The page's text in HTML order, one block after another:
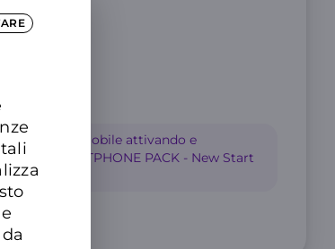
offerta mobile attivando e
“SMARTPHONE PACK - New Start